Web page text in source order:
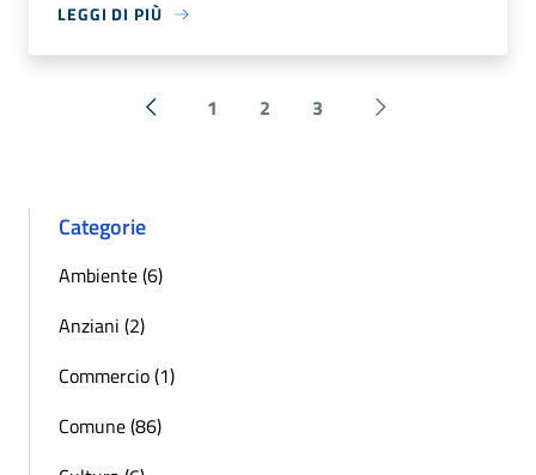
LEGGI DI PIÙ
« Precedente
1 2 3 Successiva »
Categorie
Ambiente (6)
Anziani (2)
Commercio (1)
Comune (86)